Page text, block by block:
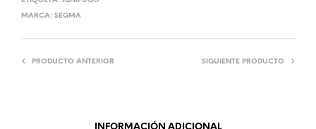
MARCA: SEGMA
PRODUCTO ANTERIOR SIGUIENTE PRODUCTO